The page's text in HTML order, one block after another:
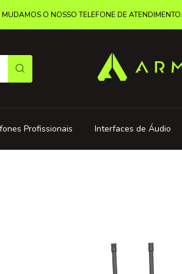
O NOSSO TELEFONE DE
Profissionais Interfaces de Áudio